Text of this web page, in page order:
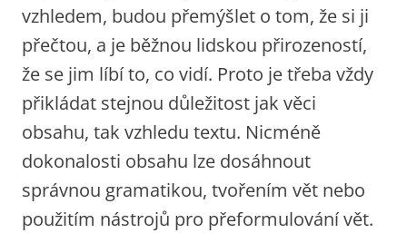
vzhledem, budou přemýšlet o tom, že si ji
přečtou, a je běžnou lidskou přirozeností,
že se jim líbí to, co vidí. Proto je třeba vždy
přikládat stejnou důležitost jak věci
obsahu, tak vzhledu textu. Nicméně
dokonalosti obsahu lze dosáhnout
správnou gramatikou, tvořením vět nebo
použitím nástrojů pro přeformulování vět.